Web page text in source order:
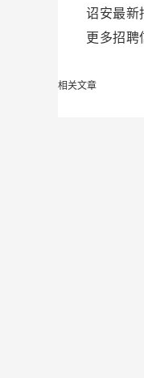
诏安最新
更多招聘
相关文章